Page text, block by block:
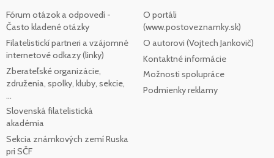
Fórum otázok a odpovedí -
Často kladené otázky
Filatelistickí partneri a vzájomné
internetové odkazy (linky)
Zberateľské organizácie,
združenia, spolky, kluby, sekcie,
...
Slovenská filatelistická
akadémia
Sekcia známkových zemí Ruska
pri SČF
O portáli
(www.postoveznamky.sk)
O autorovi (Vojtech Jankovič)
Kontaktné informácie
Možnosti spolupráce
Podmienky reklamy